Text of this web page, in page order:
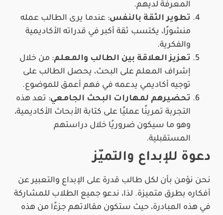
المعرفة لديهم.
تطوير الثقة بالنفس: عندما يرى الطالب عمله
منشورًا، يكتسب ثقة أكبر في قدراته الأكاديمية
والفكرية.
تعزيز العلاقة بين الطالب والمعلم: من خلال
إشراف المعلم على البحث، يحصل الطالب على
توجيه أكاديمي يدعمه في فهم أعمق للموضوع.
تحضيرهم لمهارات البحث الجامعي: تعد هذه
التجربة تمرينًا عمليًا على كتابة الأبحاث الأكاديمية،
وهو ما سيكون ضروريًا خلال دراستهم
المستقبلية.
دعوة للإبداع والتميّز
نحن نؤمن بأن لكل طالب قدرة على الإبداع والتعبير عن
أفكاره بطرق متميزة. لذا، ندعو جميع الطلاب للمشاركة
في هذه المبادرة، حيث ستكون مقالاتهم جزءًا من هذه